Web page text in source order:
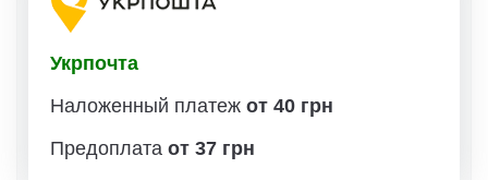
Укрпочта
Наложенный платеж от 40 грн
Предоплата от 37 грн